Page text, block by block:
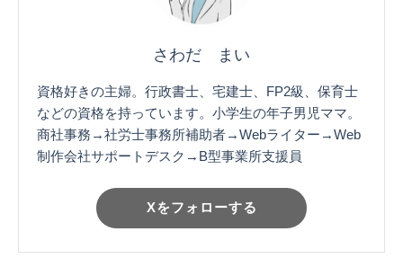
さわだ まい
資格好きの主婦。行政書士、宅建士、FP2級、保育士
などの資格を持っています。小学生の年子男児ママ。
商社事務→社労士事務所補助者→Webライター→Web
制作会社サポートデスク→B型事業所支援員
Xをフォローする